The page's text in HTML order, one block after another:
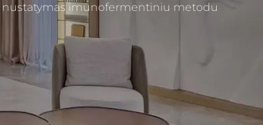
nustatymas imunofermentiniu metodu